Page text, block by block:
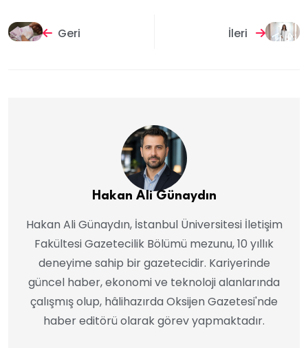
Geri İleri
Hakan Ali Günaydın
Hakan Ali Günaydın, İstanbul Üniversitesi İletişim
Fakültesi Gazetecilik Bölümü mezunu, 10 yıllık
deneyime sahip bir gazetecidir. Kariyerinde
güncel haber, ekonomi ve teknoloji alanlarında
çalışmış olup, hâlihazırda Oksijen Gazetesi'nde
haber editörü olarak görev yapmaktadır.